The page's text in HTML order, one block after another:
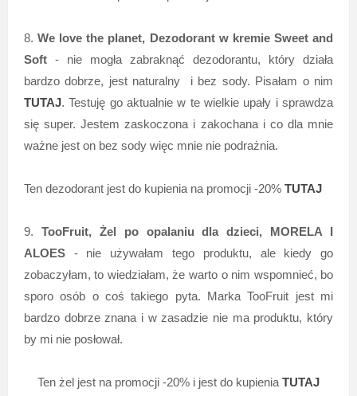
8.We love the planet, Dezodorant w kremie Sweet and
Soft - nie mogła zabraknąć dezodorantu, który działa
bardzo dobrze, jest naturalny i bez sody. Pisałam o nim
TUTAJ. Testuję go aktualnie w te wielkie upały i sprawdza
się super. Jestem zaskoczona i zakochana i co dla mnie
ważne jest on bez sody więc mnie nie podrażnia.
Ten dezodorant jest do kupienia na promocji -20% TUTAJ
9. TooFruit, Żel po opalaniu dla dzieci, MORELA I
ALOES- nie używałam tego produktu, ale kiedy go
zobaczyłam, to wiedziałam, że warto o nim wspomnieć, bo
sporo osób o coś takiego pyta. Marka TooFruit jest mi
bardzo dobrze znana i w zasadzie nie ma produktu, który
by mi nie posłował.
Ten żel jest na promocji -20% i jest do kupienia TUTAJ